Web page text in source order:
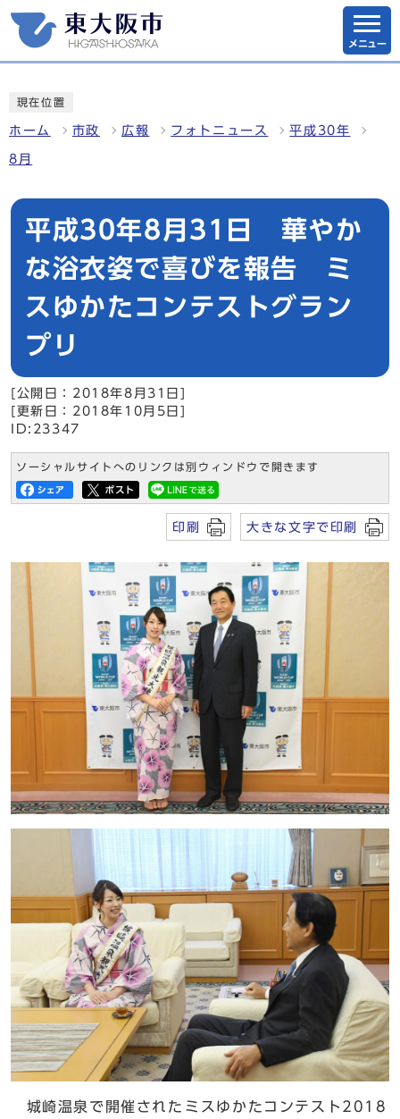
メニュー
現在位置
ホーム 市政 広報 フォトニュース 平成30年
8月
平成30年8月31日 華やか
な浴衣姿で喜びを報告 ミ
スゆかたコンテストグラン
プリ
[公開日：2018年8月31日]
[更新日：2018年10月5日]
ID:23347
ソーシャルサイトへのリンクは別ウィンドウで開きます
印刷 大きな文字で印刷
城崎温泉で開催されたミスゆかたコンテスト2018